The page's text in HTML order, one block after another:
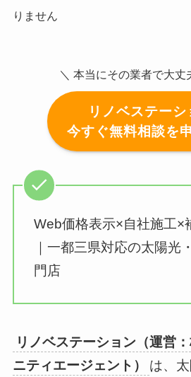
りません
＼ 本当にその業者で大丈
リノベステーシ
今すぐ無料相談を
Web価格表示×自社施工×
｜一都三県対応の太陽光
門店
リノベステーション（運営
ニティエージェント）
は、